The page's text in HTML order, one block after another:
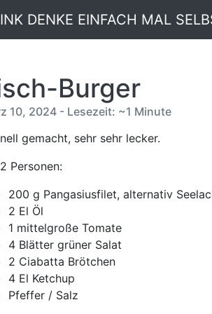
DENKE EINFACH MAL
Burger
10, 2024 - Lesezeit: ~1 Minute
gemacht, sehr sehr lecker.
Personen:
200 g Pangasiusfilet, alternativ
2 El Öl
1 mittelgroße Tomate
4 Blätter grüner Salat
2 Ciabatta Brötchen
4 El Ketchup
Pfeffer / Salz